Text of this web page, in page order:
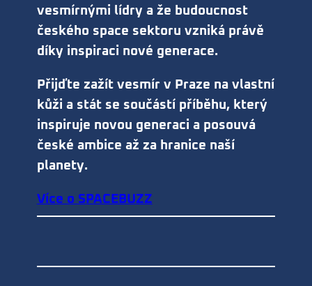
vesmírnými lídry a že budoucnost
českého space sektoru vzniká právě
díky inspiraci nové generace.
Přijďte zažít vesmír v Praze na vlastní
kůži a stát se součástí příběhu, který
inspiruje novou generaci a posouvá
české ambice až za hranice naší
planety.
Více o SPACEBUZZ